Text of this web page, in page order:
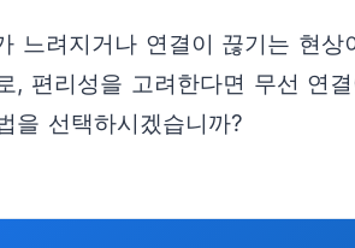
느려지거나 연결이 끊기는 현상
편리성을 고려한다면 무선 연
을 선택하시겠습니까?